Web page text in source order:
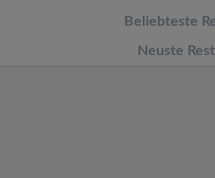
Beliebteste
Neuste